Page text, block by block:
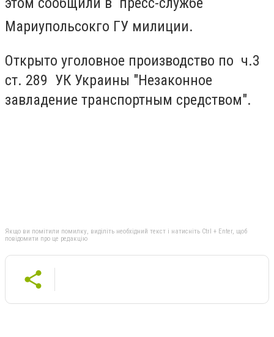
Мариупольсокго ГУ милиции.
Открыто уголовное производство по ч.3
ст. 289 УК Украины "Незаконное
завладение транспортным средством".
Якщо ви помітили помилку, виділіть необхідний текст і натисніть Ctrl + Enter, щоб
повідомити про це редакцію